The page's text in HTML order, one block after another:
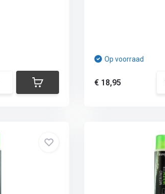
Op voorraad
€ 18,95